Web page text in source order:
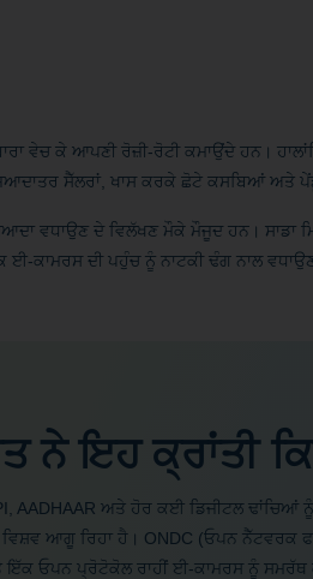
ਵੇਚ ਕੇ ਆਪਣੀ ਰੋਜ਼ੀ-ਰੋਟੀ ਕਮਾਉਂਦੇ ਹਨ।
ਸੈੱਲਰਾਂ, ਖਾਸ ਕਰਕੇ ਛੋਟੇ ਕਸਬਿਆਂ ਅਤੇ
ਵਧਾਉਣ ਦੇ ਵਿਲੱਖਣ ਮੌਕੇ ਮੌਜੂਦ ਹਨ। ਸਾਡਾ
ਕਾਮਰਸ ਦੀ ਪਹੁੰਚ ਨੂੰ ਨਾਟਕੀ ਢੰਗ ਨਾਲ
ਨੇ ਇਹ ਕ੍ਰਾਂਤੀ
AADHAAR ਅਤੇ ਹੋਰ ਕਈ ਡਿਜੀਟਲ
ਆਗੂ ਰਿਹਾ ਹੈ। ONDC (ਓਪਨ ਨੈੱਟਵਰਕ
ਇੱਕ ਓਪਨ ਪ੍ਰੋਟੋਕੋਲ ਰਾਹੀਂ ਈ-ਕਾਮਰਸ ਨੂੰ ਸਮਰੱਥ